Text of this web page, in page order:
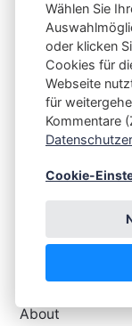
Nur Spaß!
Bitte scrollen
🇩🇪 Deutsche
About
Wählen Sie
oder klicken
Cookies für
Webseite
für
Kommentare
Cookie-